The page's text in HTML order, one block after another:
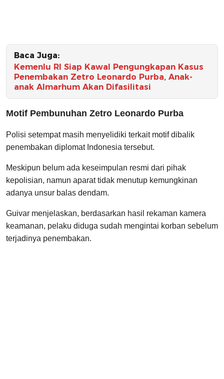
Baca Juga:
Kemenlu RI Siap Kawal Pengungkapan Kasus
Penembakan Zetro Leonardo Purba, Anak-
anak Almarhum Akan Difasilitasi
Motif Pembunuhan Zetro Leonardo Purba
Polisi setempat masih menyelidiki terkait motif dibalik
penembakan diplomat Indonesia tersebut.
Meskipun belum ada keseimpulan resmi dari pihak
kepolisian, namun aparat tidak menutup kemungkinan
adanya unsur balas dendam.
Guivar menjelaskan, berdasarkan hasil rekaman kamera
keamanan, pelaku diduga sudah mengintai korban sebelum
terjadinya penembakan.